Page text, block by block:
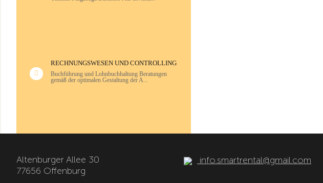
RECHNUNGSWESEN UND CONTROLLING
Buchführung und Lohnbuchhaltung Beratungen
gemäß der optimalen Gestaltung der A...
Vorbereitung aller Arten von Steuererklärungen für
Unternehmen und Privatpersonen Ber...
Altenburger Allee 30
77656 Offenburg
info.smartrental@gmail.com